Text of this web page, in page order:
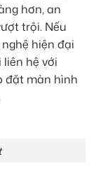
hơn, an
trội. Nếu
hiện đại
hệ với
đặt màn hình